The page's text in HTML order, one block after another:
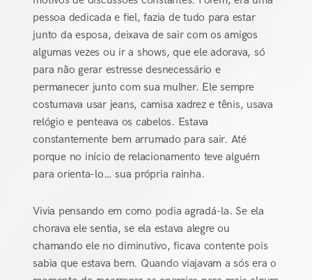
pessoa dedicada e fiel, fazia de tudo para estar
junto da esposa, deixava de sair com os amigos
algumas vezes ou ir a shows, que ele adorava, só
para não gerar estresse desnecessário e
permanecer junto com sua mulher. Ele sempre
costumava usar jeans, camisa xadrez e tênis, usava
relógio e penteava os cabelos. Estava
constantemente bem arrumado para sair. Até
porque no início de relacionamento teve alguém
para orienta-lo… sua própria rainha.
Vivia pensando em como podia agradá-la. Se ela
chorava ele sentia, se ela estava alegre ou
chamando ele no diminutivo, ficava contente pois
sabia que estava bem. Quando viajavam a sós era o